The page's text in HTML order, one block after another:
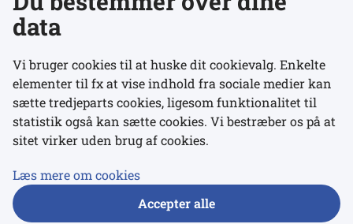
Se alle kontaktnumre
Links
Udgivelser
data
Vi bruger cookies til at huske dit cookievalg. Enkelte
elementer til fx at vise indhold fra sociale medier kan
sætte tredjeparts cookies, ligesom funktionalitet til
statistik også kan sætte cookies. Vi bestræber os på at
sitet virker uden brug af cookies.
Læs mere om cookies
Accepter alle